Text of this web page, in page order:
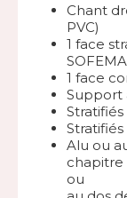
Chant
PVC)
1 face
1 face
Support
Stratifiés
Alu ou
chapitre
ou